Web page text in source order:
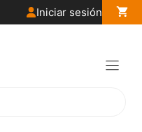
Iniciar sesión